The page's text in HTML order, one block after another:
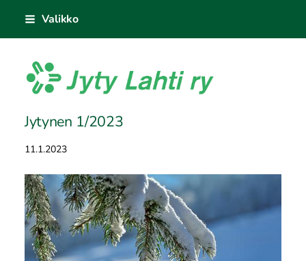
sisältöön
Valikko
Jyty Lahti ry
Jytynen 1/2023
11.1.2023